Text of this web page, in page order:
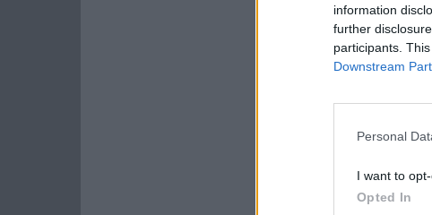
information
further
participants.
Downstream
Personal
I want to
Opted In